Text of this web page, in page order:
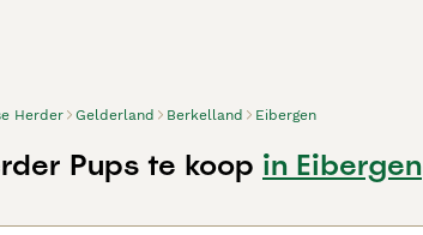
Herder Gelderland Berkelland Eibergen
Pups te koop in Eibergen